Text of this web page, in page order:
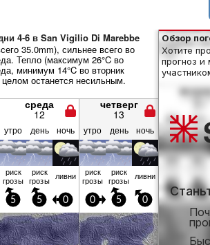
4-6 в San Vigilio Di Marebbe
35.0mm), сильнее всего во
Тепло (максимум 26°C во
минимум 14°C во вторник
останется несильным.
среда
12
четверг
13
утро день ночь утро день ночь
риск
грозы
риск
грозы ливни риск
грозы
риск
грозы ливни
5 5 0 0 5 0
Обзор
Хотите
прогноз и